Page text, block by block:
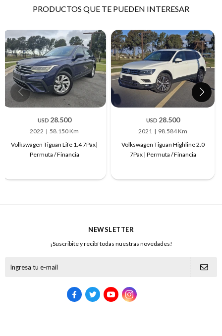
PRODUCTOS QUE TE PUEDEN INTERESAR
USD 28.500
2022
58.150 Km
Volkswagen Tiguan Life 1.4 7Pax|
Permuta / Financia
USD 28.500
2021
98.584 Km
Volkswagen Tiguan Highline 2.0
7Pax | Permuta / Financia
NEWSLETTER
¡Suscribite y recibí todas nuestras novedades!
   